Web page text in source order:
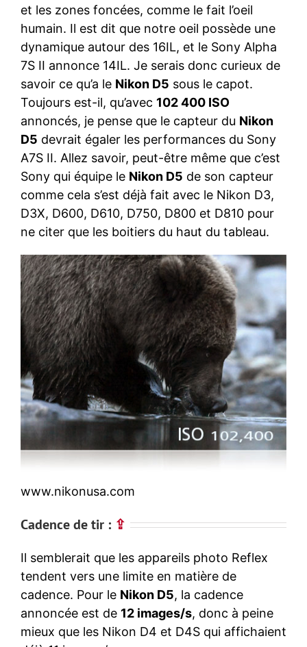
et les zones foncées, comme le fait l’oeil
humain. Il est dit que notre oeil possède une
dynamique autour des 16IL, et le Sony Alpha
7S II annonce 14IL. Je serais donc curieux de
savoir ce qu’a le Nikon D5 sous le capot.
Toujours est-il, qu’avec 102 400 ISO
annoncés, je pense que le capteur du Nikon
D5 devrait égaler les performances du Sony
A7S II. Allez savoir, peut-être même que c’est
Sony qui équipe le Nikon D5 de son capteur
comme cela s’est déjà fait avec le Nikon D3,
D3X, D600, D610, D750, D800 et D810 pour
ne citer que les boitiers du haut du tableau.
www.nikonusa.com
Cadence de tir : ⇪
Il semblerait que les appareils photo Reflex
tendent vers une limite en matière de
cadence. Pour le Nikon D5, la cadence
annoncée est de 12 images/s, donc à peine
mieux que les Nikon D4 et D4S qui affichaient